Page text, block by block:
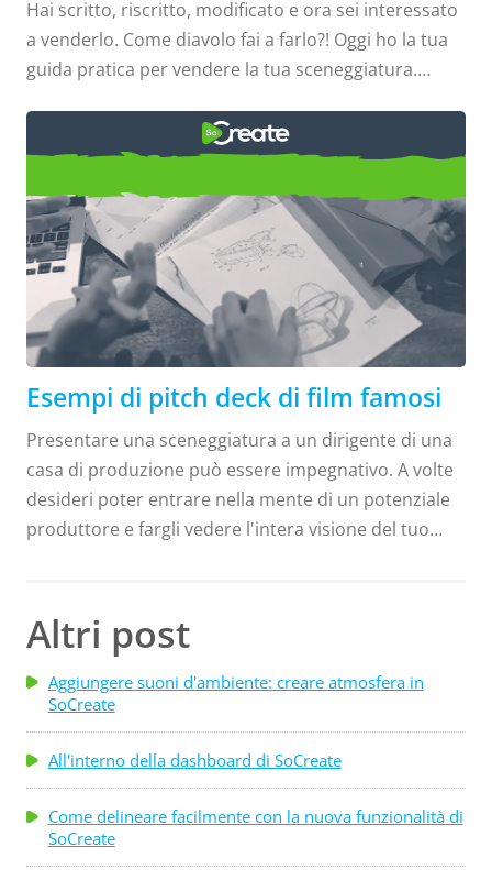
Hai scritto, riscritto, modificato e ora sei interessato
a venderlo. Come diavolo fai a farlo?! Oggi ho la tua
guida pratica per vendere la tua sceneggiatura.
sviluppare uno scrittore. Forniscono feedback che
rafforzeranno i tuoi script, ti aiuteranno a costruire
la tua rete e manterranno il tuo nome in primo
piano tra gli altri professionisti del settore. I
manager potrebbero anche aiutarti a trovare un
agente che credono possa vendere la tua
sceneggiatura. Gli agenti sono interessati agli
scrittori le cui sceneggiature sono pronte per la
vendita...
Esempi di pitch deck di film
famosi
Esempi di pitch deck di film famosi
Presentare una sceneggiatura a un dirigente di una
casa di produzione può essere impegnativo. A volte
desideri poter entrare nella mente di un potenziale
produttore e fargli vedere l'intera visione del tuo
deck è essenzialmente un ausilio visivo per aiutarti a
descrivere la sinossi del tuo film durante una
riunione di presentazione. Generalmente è una
presentazione a diapositive con molte immagini e
poco testo, usata in situazioni in cui probabilmente
un elevator pitch ti ha già aperto la porta, e ora è il
momento per una vendita più approfondita. Ma
come è fatto un pitch deck?
Altri post
Aggiungere suoni d'ambiente: creare atmosfera in
SoCreate
All'interno della dashboard di SoCreate
Come delineare facilmente con la nuova funzionalità di
SoCreate